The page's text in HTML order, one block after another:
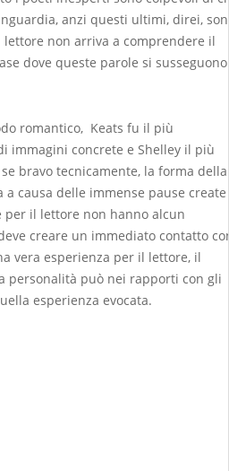
anzi questi ultimi, direi,
non arriva a comprendere il
dove queste parole si susseguono
romantico, Keats fu il più
immagini concrete e Shelley il più
bravo tecnicamente, la forma della
a causa delle immense pause create
per il lettore non hanno alcun
creare un immediato contatto
vera esperienza per il lettore, il
personalità può nei rapporti con gli
esperienza evocata.